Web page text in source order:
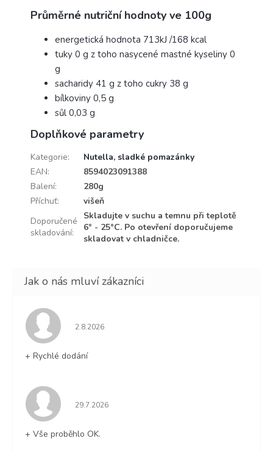
Průměrné nutriční hodnoty ve 100g
energetická hodnota 713kJ /168 kcal
tuky 0 g z toho nasycené mastné kyseliny 0
g
sacharidy 41 g z toho cukry 38 g
bílkoviny 0,5 g
sůl 0,03 g
Doplňkové parametry
Kategorie:
Nutella, sladké pomazánky
EAN:
8594023091388
Balení:
280g
Příchuť:
višeň
Doporučené
skladování:
Skladujte v suchu a temnu při teplotě
6° - 25°C. Po otevření doporučujeme
skladovat v chladničce.
Hodnocení obchodu je 5 z 5 hvězdiček.
2.8.2026
+ Rychlé dodání
Hodnocení obchodu je 5 z 5 hvězdiček.
29.7.2026
+ Vše proběhlo OK.